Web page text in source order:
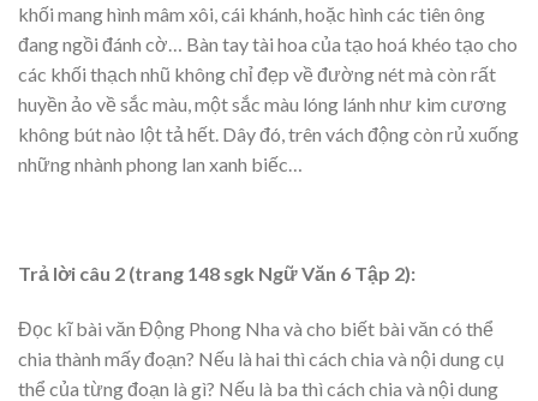
khối mang hình mâm xôi, cái khánh, hoặc hình các tiên ông
đang ngồi đánh cờ… Bàn tay tài hoa của tạo hoá khéo tạo cho
các khối thạch nhũ không chỉ đẹp về đường nét mà còn rất
huyền ảo về sắc màu, một sắc màu lóng lánh như kim cương
không bút nào lột tả hết. Dây đó, trên vách động còn rủ xuống
những nhành phong lan xanh biếc…
Trả lời câu 2 (trang 148 sgk Ngữ Văn 6 Tập 2):
Đọc kĩ bài văn Động Phong Nha và cho biết bài văn có thể
chia thành mấy đoạn? Nếu là hai thì cách chia và nội dung cụ
thể của từng đoạn là gì? Nếu là ba thì cách chia và nội dung